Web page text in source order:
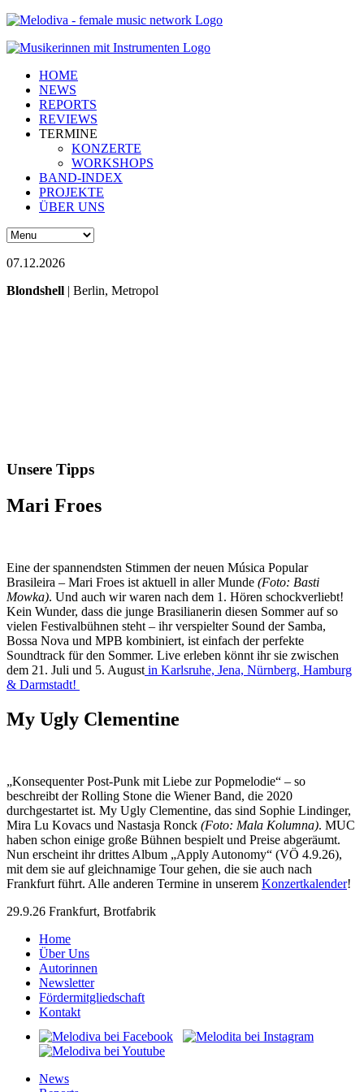
HOME
NEWS
REPORTS
REVIEWS
TERMINE
KONZERTE
WORKSHOPS
BAND-INDEX
PROJEKTE
ÜBER UNS
07.12.2026
Blondshell | Berlin, Metropol
Unsere Tipps
Mari Froes
Eine der spannendsten Stimmen der neuen Música Popular
Brasileira – Mari Froes ist aktuell in aller Munde (Foto: Basti
Mowka). Und auch wir waren nach dem 1. Hören schockverliebt!
Kein Wunder, dass die junge Brasilianerin diesen Sommer auf so
vielen Festivalbühnen steht – ihr verspielter Sound der Samba,
Bossa Nova und MPB kombiniert, ist einfach der perfekte
Soundtrack für den Sommer. Live erleben könnt ihr sie zwischen
dem 21. Juli und 5. August in Karlsruhe, Jena, Nürnberg, Hamburg
& Darmstadt!
My Ugly Clementine
„Konsequenter Post-Punk mit Liebe zur Popmelodie“ – so
beschreibt der Rolling Stone die Wiener Band, die 2020
durchgestartet ist. My Ugly Clementine, das sind Sophie Lindinger,
Mira Lu Kovacs und Nastasja Ronck (Foto: Mala Kolumna). MUC
haben schon einige große Bühnen bespielt und Preise abgeräumt.
Nun erscheint ihr drittes Album „Apply Autonomy“ (VÖ 4.9.26),
mit dem sie auf gleichnamige Tour gehen, die sie auch nach
Frankfurt führt. Alle anderen Termine in unserem Konzertkalender!
29.9.26 Frankfurt, Brotfabrik
Home
Über Uns
Autorinnen
Newsletter
Fördermitgliedschaft
Kontakt
News